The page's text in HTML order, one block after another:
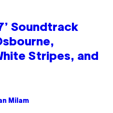
Soundtrack
Stripes, and
Milam